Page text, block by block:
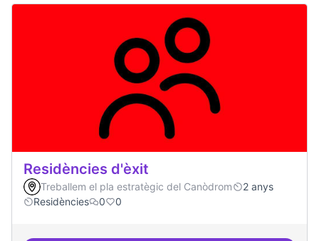
Residències d'èxit
Treballem el pla estratègic del Canòdrom
2 anys
Residències
0 0